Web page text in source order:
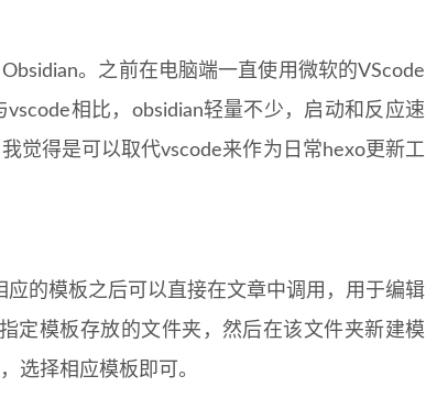
。之前在电脑端一直使用微软的VScode
相比，obsidian轻量不少，启动和反应速
觉得是可以取代vscode来作为日常hexo更新工
的模板之后可以直接在文章中调用，用于编辑
定模板存放的文件夹，然后在该文件夹新建模
选择相应模板即可。